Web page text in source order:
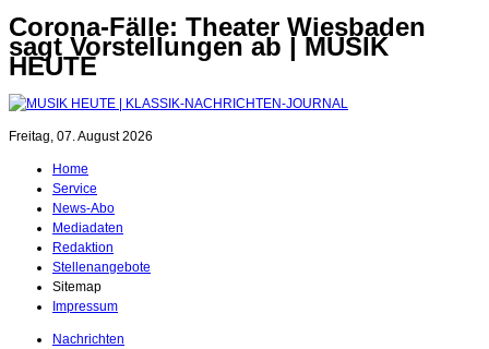
Corona-Fälle: Theater Wiesbaden
sagt Vorstellungen ab | MUSIK
HEUTE
Freitag, 07. August 2026
Home
Service
News-Abo
Mediadaten
Redaktion
Stellenangebote
Sitemap
Impressum
Nachrichten